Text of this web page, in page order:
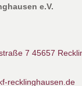
e.V.
7 45657
recklinghausen.de